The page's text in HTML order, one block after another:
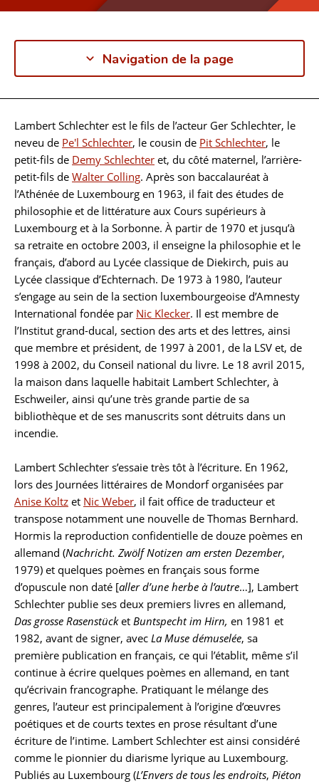
Navigation de la page
Biographie
Lambert Schlechter est le fils de l’acteur Ger Schlechter, le
neveu de Pe'l Schlechter, le cousin de Pit Schlechter, le
petit-fils de Demy Schlechter et, du côté maternel, l’arrière-
petit-fils de Walter Colling. Après son baccalauréat à
l’Athénée de Luxembourg en 1963, il fait des études de
philosophie et de littérature aux Cours supérieurs à
Luxembourg et à la Sorbonne. À partir de 1970 et jusqu’à
sa retraite en octobre 2003, il enseigne la philosophie et le
français, d’abord au Lycée classique de Diekirch, puis au
Lycée classique d’Echternach. De 1973 à 1980, l’auteur
s’engage au sein de la section luxembourgeoise d’Amnesty
International fondée par Nic Klecker. Il est membre de
l’Institut grand-ducal, section des arts et des lettres, ainsi
que membre et président, de 1997 à 2001, de la LSV et, de
1998 à 2002, du Conseil national du livre. Le 18 avril 2015,
la maison dans laquelle habitait Lambert Schlechter, à
Eschweiler, ainsi qu’une très grande partie de sa
bibliothèque et de ses manuscrits sont détruits dans un
incendie.
Lambert Schlechter s’essaie très tôt à l’écriture. En 1962,
lors des Journées littéraires de Mondorf organisées par
Anise Koltz et Nic Weber, il fait office de traducteur et
transpose notamment une nouvelle de Thomas Bernhard.
Hormis la reproduction confidentielle de douze poèmes en
allemand (Nachricht. Zwölf Notizen am ersten Dezember,
1979) et quelques poèmes en français sous forme
d’opuscule non daté [aller d’une herbe à l’autre…], Lambert
Schlechter publie ses deux premiers livres en allemand,
Das grosse Rasenstücket Buntspecht im Hirn, en 1981 et
1982, avant de signer, avec La Muse démuselée, sa
première publication en français, ce qui l’établit, même s’il
continue à écrire quelques poèmes en allemand, en tant
qu’écrivain francographe. Pratiquant le mélange des
genres, l’auteur est principalement à l’origine d’œuvres
poétiques et de courts textes en prose résultant d’une
écriture de l’intime. Lambert Schlechter est ainsi considéré
comme le pionnier du diarisme lyrique au Luxembourg.
Publiés au Luxembourg (L’Envers de tous les endroits, Piéton